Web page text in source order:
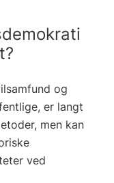
og
er langt
men kan
ved